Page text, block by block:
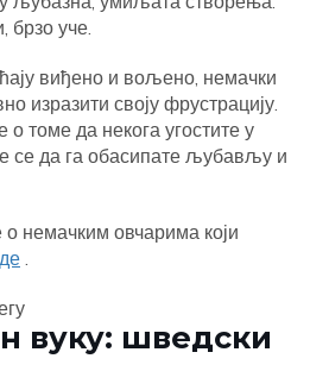
брзо уче.
виђено и вољено, немачки
изразити своју фрустрацију.
томе да некога угостите у
се да га обасипате љубављу и
немачким овчарима који
вуку: шведски